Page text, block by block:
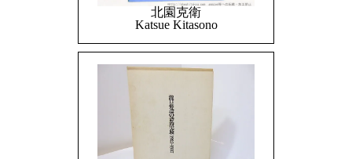
北園克衛
Katsue Kitasono